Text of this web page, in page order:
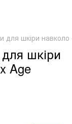
для шкіри навколо
шкіри
Age